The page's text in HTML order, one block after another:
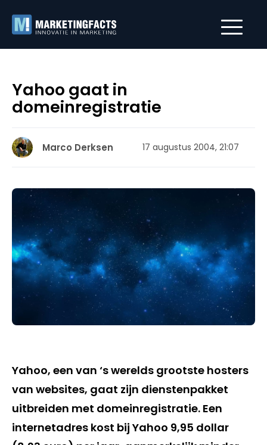
Yahoo gaat in
domeinregistratie
Marco Derksen 17 augustus 2004, 21:07
Yahoo, een van ‘s werelds grootste hosters
van websites, gaat zijn dienstenpakket
uitbreiden met domeinregistratie. Een
internetadres kost bij Yahoo 9,95 dollar